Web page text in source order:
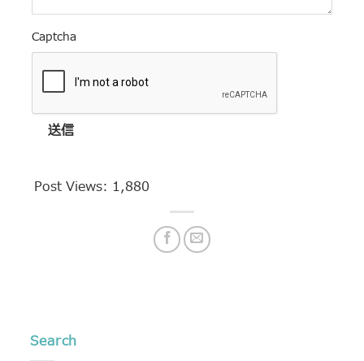
Captcha
送信
Post Views: 1,880
Search